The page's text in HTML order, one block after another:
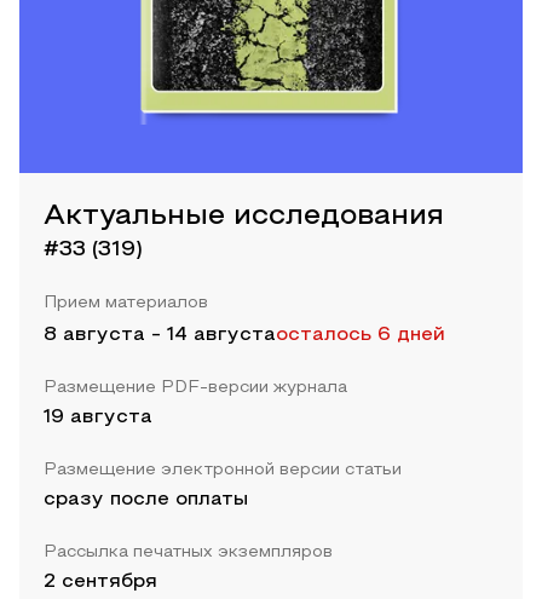
Актуальные исследования
#33 (319)
Прием материалов
8 августа - 14 августаосталось 6 дней
Размещение PDF-версии журнала
19 августа
Размещение электронной версии статьи
сразу после оплаты
Рассылка печатных экземпляров
2 сентября